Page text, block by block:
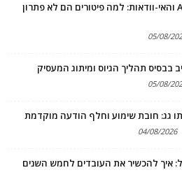
שימור עובדים בעידן ה-AI והאי-וודאות: למה פיטורים הם לא פתרון
05/08/
05/08/
גג: חובת שימוע וחלף הודעה מוקדמת
04/08/2026
איך להכשיר את העובדים לחמש השנים